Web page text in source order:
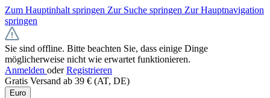
Zum Hauptinhalt springen Zur Suche springen Zur Hauptnavigation
springen
Sie sind offline. Bitte beachten Sie, dass einige Dinge
möglicherweise nicht wie erwartet funktionieren.
Anmelden oder Registrieren
Gratis Versand ab 39 € (AT, DE)
Euro